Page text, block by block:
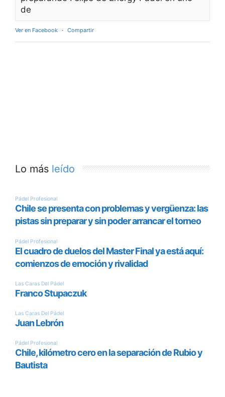
de
Ver en Facebook · Compartir
Lo más leído